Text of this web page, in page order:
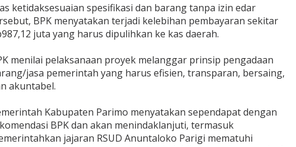
ketidaksesuaian spesifikasi dan barang tanpa izin edar
BPK menyatakan terjadi kelebihan pembayaran sekitar
juta yang harus dipulihkan ke kas daerah.
menilai pelaksanaan proyek melanggar prinsip pengadaan
jasa pemerintah yang harus efisien, transparan, bersaing,
akuntabel.
Kabupaten Parimo menyatakan sependapat dengan
BPK dan akan menindaklanjuti, termasuk
jajaran RSUD Anuntaloko Parigi mematuhi